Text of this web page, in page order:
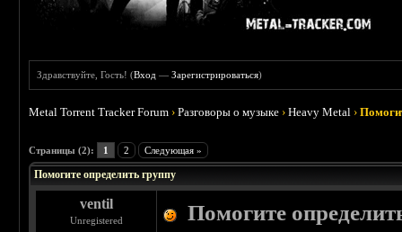
Здравствуйте, Гость! (Вход —Зарегистрироваться)
Metal Torrent Tracker Forum ›Разговоры о музыке ›Heavy Metal ›
Страницы (2): 1 2 Следующая »
Помогите определить группу
ventil
Unregistered Помогите